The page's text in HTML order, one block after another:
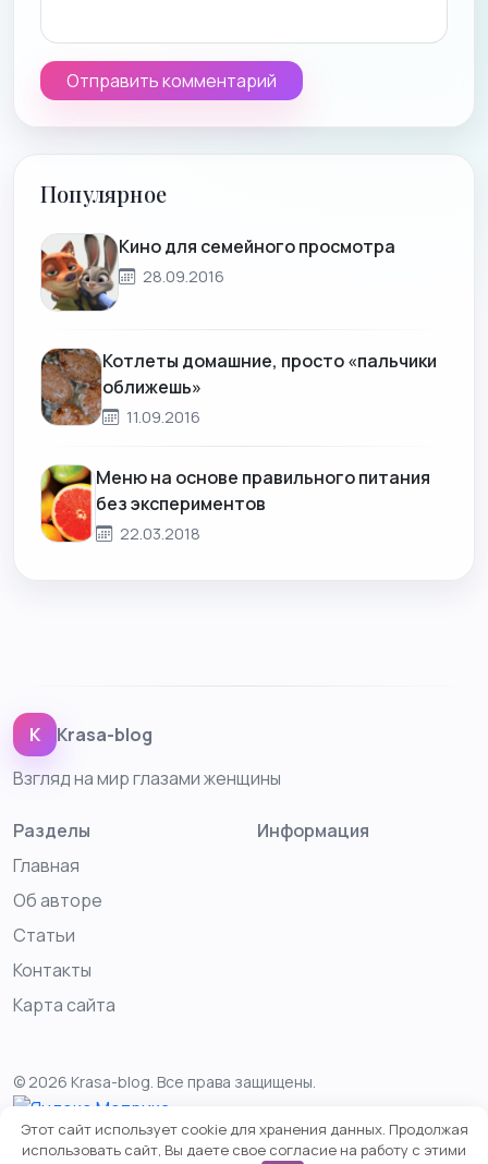
Популярное
Кино для семейного просмотра
28.09.2016
Котлеты домашние, просто «пальчики
оближешь»
11.09.2016
Меню на основе правильного питания
без экспериментов
22.03.2018
K
Krasa-blog
Взгляд на мир глазами женщины
Разделы
Главная
Об авторе
Статьи
Контакты
Карта сайта
Информация
© 2026 Krasa-blog. Все права защищены.
Этот сайт использует cookie для хранения данных. Продолжая
использовать сайт, Вы даете свое согласие на работу с этими